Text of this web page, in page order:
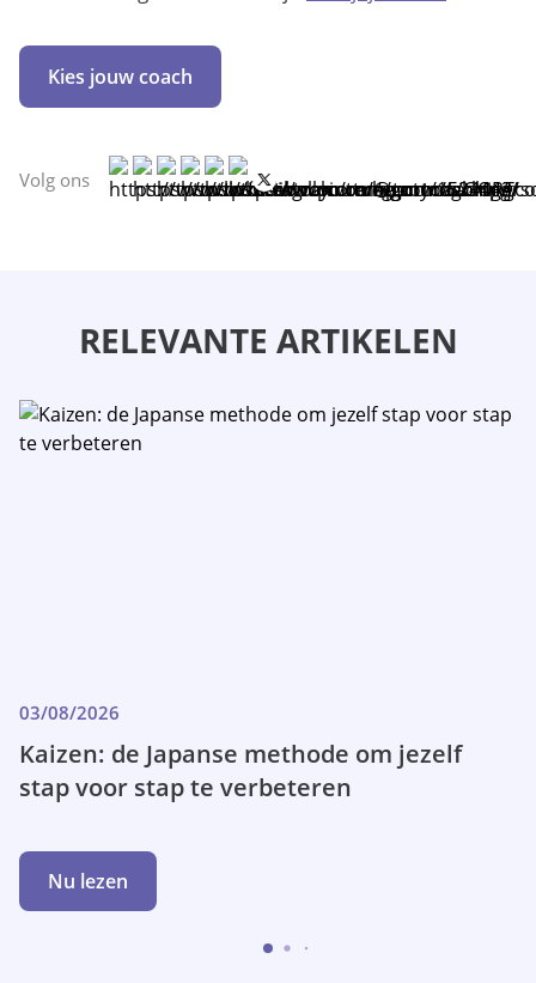
Kies jouw coach
Volg ons
RELEVANTE ARTIKELEN
03/08/2026
Kaizen: de Japanse methode om jezelf
stap voor stap te verbeteren
Nu lezen